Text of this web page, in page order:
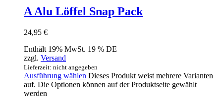
A Alu Löffel Snap Pack
24,95 €
Enthält 19% MwSt. 19 % DE
zzgl. Versand
Lieferzeit: nicht angegeben
Ausführung wählen Dieses Produkt weist mehrere Varianten
auf. Die Optionen können auf der Produktseite gewählt
werden